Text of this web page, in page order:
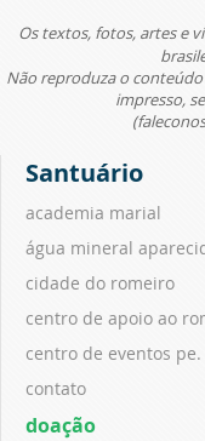
Os textos, fotos, artes e
Não reproduza o
impresso,
Santuário
academia marial
água mineral
cidade do romeiro
centro de apoio ao
centro de eventos
contato
doação